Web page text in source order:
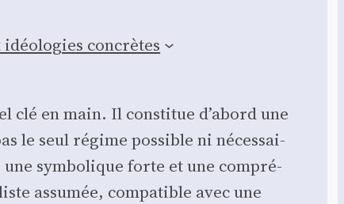
idéo­lo­gies concrètes
clé en main. Il consti­tue d’abord une
le seul régime pos­sible ni néces­sai­
sym­bo­lique forte et une com­pré­
assu­mée, com­pa­tible avec une